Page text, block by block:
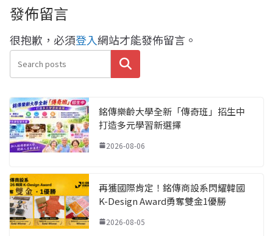
發佈留言
很抱歉，必須登入網站才能發佈留言。
搜尋
銘傳樂齡大學全新「傳奇班」招生中
打造多元學習新選擇
2026-08-06
再獲國際肯定！銘傳商設系閃耀韓國
K-Design Award勇奪雙金1優勝
2026-08-05